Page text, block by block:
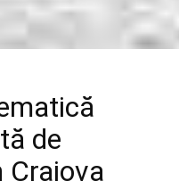
de
Craiova